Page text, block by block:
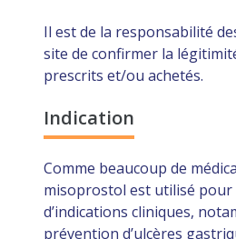
Il est de la responsabilité
site de confirmer la
prescrits et/ou achetés.
Indication
Comme beaucoup de
misoprostol est utilisé pour
d’indications cliniques,
prévention d’ulcères